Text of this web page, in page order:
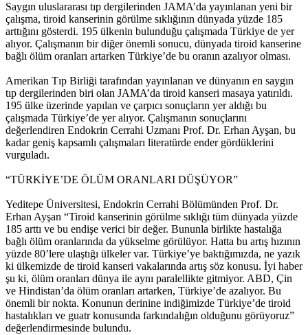
Saygın uluslararası tıp dergilerinden JAMA’da yayınlanan yeni bir
çalışma, tiroid kanserinin görülme sıklığının dünyada yüzde 185
arttığını gösterdi. 195 ülkenin bulunduğu çalışmada Türkiye de yer
alıyor. Çalışmanın bir diğer önemli sonucu, dünyada tiroid kanserine
bağlı ölüm oranları artarken Türkiye’de bu oranın azalıyor olması.
Amerikan Tıp Birliği tarafından yayınlanan ve dünyanın en saygın
tıp dergilerinden biri olan JAMA’da tiroid kanseri masaya yatırıldı.
195 ülke üzerinde yapılan ve çarpıcı sonuçların yer aldığı bu
çalışmada Türkiye’de yer alıyor. Çalışmanın sonuçlarını
değerlendiren Endokrin Cerrahi Uzmanı Prof. Dr. Erhan Ayşan, bu
kadar geniş kapsamlı çalışmaları literatürde ender gördüklerini
vurguladı.
“TÜRKİYE’DE ÖLÜM ORANLARI DÜŞÜYOR”
Yeditepe Üniversitesi, Endokrin Cerrahi Bölümünden Prof. Dr.
Erhan Ayşan “Tiroid kanserinin görülme sıklığı tüm dünyada yüzde
185 arttı ve bu endişe verici bir değer. Bununla birlikte hastalığa
bağlı ölüm oranlarında da yükselme görülüyor. Hatta bu artış hızının
yüzde 80’lere ulaştığı ülkeler var. Türkiye’ye baktığımızda, ne yazık
ki ülkemizde de tiroid kanseri vakalarında artış söz konusu. İyi haber
şu ki, ölüm oranları dünya ile aynı paralellikte gitmiyor. ABD, Çin
ve Hindistan’da ölüm oranları artarken, Türkiye’de azalıyor. Bu
önemli bir nokta. Konunun derinine indiğimizde Türkiye’de tiroid
hastalıkları ve guatr konusunda farkındalığın olduğunu görüyoruz”
değerlendirmesinde bulundu.